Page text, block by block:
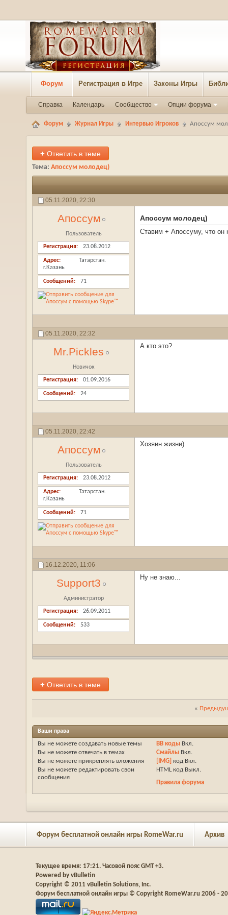
Форум Регистрация в Игре Законы Игры
Справка Календарь Сообщество Опции форума
Форум Журнал Игры Интервью Игроков Апоссум
+ Ответить в теме
Тема: Апоссум молодец)
05.11.2020, 22:30
Апоссум
Пользователь
Регистрация 23.08.2012
Адрес
Татарстан.
г.Казань
Сообщений 71
Апоссум молодец)
Ставим + Апоссуму, что он
05.11.2020, 22:32
Mr.Pickles
Новичок
Регистрация 01.09.2016
Сообщений 24
А кто это?
05.11.2020, 22:42
Апоссум
Пользователь
Регистрация 23.08.2012
Адрес
Татарстан.
г.Казань
Сообщений 71
Хозяин жизни)
16.12.2020, 11:06
Support3
Администратор
Регистрация 26.09.2011
Сообщений 533
Ну не знаю...
+ Ответить в теме
«
Ваши права
Вы не можете создавать новые темы
Вы не можете отвечать в темах
Вы не можете прикреплять вложения
Вы не можете редактировать свои
сообщения
BB коды Вкл.
Смайлы Вкл.
[IMG] код Вкл.
HTML код Выкл.
Правила форума
Форум бесплатной онлайн игры RomeWar.ru Архив
Текущее время: 17:21. Часовой пояс GMT +3.
Powered by vBulletin
Copyright © 2011 vBulletin Solutions, Inc.
Форум бесплатной онлайн игры © Copyright RomeWar.ru 2006 -